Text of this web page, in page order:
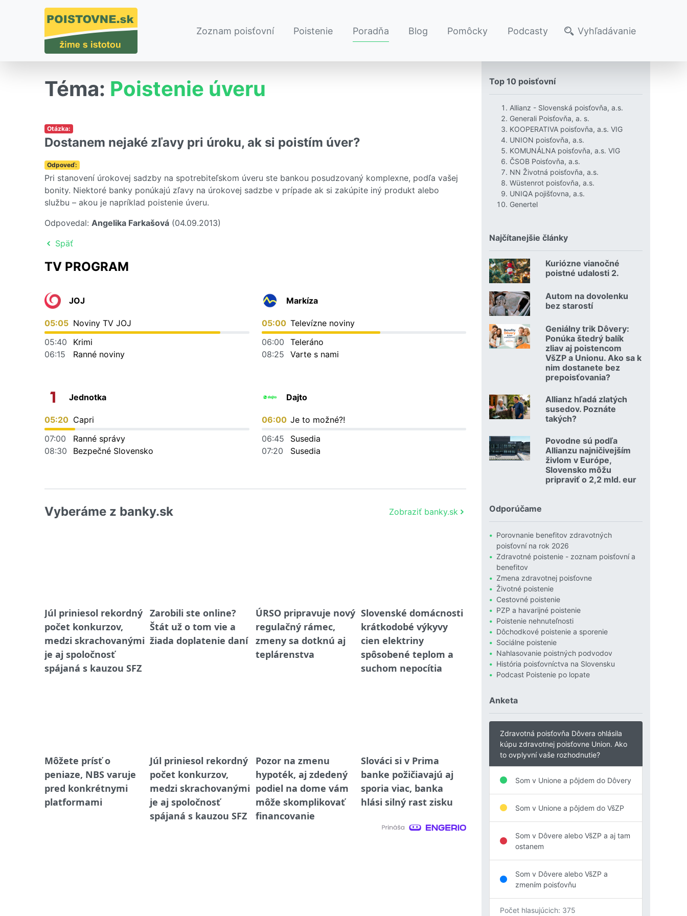
Zoznam poisťovní Poistenie Poradňa Blog Pomôcky Podcasty Vyhľadávanie
Téma: Poistenie úveru
Otázka:
Dostanem nejaké zľavy pri úroku, ak si poistím úver?
Odpoveď:
Pri stanovení úrokovej sadzby na spotrebiteľskom úveru ste bankou posudzovaný komplexne, podľa vašej
bonity. Niektoré banky ponúkajú zľavy na úrokovej sadzbe v prípade ak si zakúpite iný produkt alebo
službu – akou je napríklad poistenie úveru.
Odpovedal: Angelika Farkašová (04.09.2013)
Späť
TV PROGRAM
JOJ
05:05 Noviny TV JOJ
05:40
Krimi
06:15
Ranné noviny
Markíza
05:00 Televízne noviny
06:00
Teleráno
08:25
Varte s nami
Jednotka
05:20 Capri
07:00
Ranné správy
08:30
Bezpečné Slovensko
Dajto
06:00 Je to možné?!
06:45
Susedia
07:20
Susedia
Vyberáme z banky.sk Zobraziť banky.sk
Júl priniesol rekordný
počet konkurzov,
medzi skrachovanými
je aj spoločnosť
spájaná s kauzou SFZ
Zarobili ste online?
Štát už o tom vie a
žiada doplatenie daní
ÚRSO pripravuje nový
regulačný rámec,
zmeny sa dotknú aj
teplárenstva
Slovenské domácnosti
krátkodobé výkyvy
cien elektriny
spôsobené teplom a
suchom nepocítia
Môžete prísť o
peniaze, NBS varuje
pred konkrétnymi
platformami
Júl priniesol rekordný
počet konkurzov,
medzi skrachovanými
je aj spoločnosť
spájaná s kauzou SFZ
Pozor na zmenu
hypoték, aj zdedený
podiel na dome vám
môže skomplikovať
financovanie
Slováci si v Prima
banke požičiavajú aj
sporia viac, banka
hlási silný rast zisku
Top 10 poisťovní
Allianz - Slovenská poisťovňa, a.s.
Generali Poisťovňa, a. s.
KOOPERATIVA poisťovňa, a.s. VIG
UNION poisťovňa, a.s.
KOMUNÁLNA poisťovňa, a.s. VIG
ČSOB Poisťovňa, a.s.
NN Životná poisťovňa, a.s.
Wüstenrot poisťovňa, a.s.
UNIQA pojišťovna, a.s.
Genertel
Najčítanejšie články
Kuriózne vianočné
poistné udalosti 2.
18.12.2024 | | redakcia
Autom na dovolenku
bez starostí
02.07.2026 |
Geniálny trik Dôvery:
Ponúka štedrý balík
zliav aj poistencom
VšZP a Unionu. Ako sa k
nim dostanete bez
prepoisťovania?
06.07.2026 | | redakcia
Allianz hľadá zlatých
susedov. Poznáte
takých?
08.07.2026 |
Povodne sú podľa
Allianzu najničivejším
živlom v Európe,
Slovensko môžu
pripraviť o 2,2 mld. eur
23.07.2026 |
Odporúčame
Porovnanie benefitov zdravotných
poisťovní na rok 2026
Zdravotné poistenie - zoznam poisťovní a
benefitov
Zmena zdravotnej poisťovne
Životné poistenie
Cestovné poistenie
PZP a havarijné poistenie
Poistenie nehnuteľnosti
Dôchodkové poistenie a sporenie
Sociálne poistenie
Nahlasovanie poistných podvodov
História poisťovníctva na Slovensku
Podcast Poistenie po lopate
Anketa
Zdravotná poisťovňa Dôvera ohlásila
kúpu zdravotnej poisťovne Union. Ako
to ovplyvní vaše rozhodnutie?
Som v Unione a pôjdem do Dôvery
Som v Unione a pôjdem do VšZP
Som v Dôvere alebo VšZP a aj tam
ostanem
Som v Dôvere alebo VšZP a
zmením poisťovňu
Počet hlasujúcich: 375